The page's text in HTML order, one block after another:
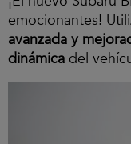
emocionantes!
avanzada y
dinámica del